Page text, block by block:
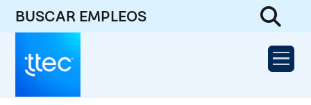
BUSCAR EMPLEOS